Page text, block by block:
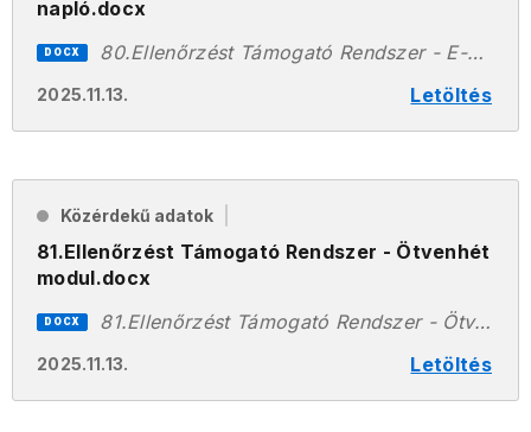
napló.docx
2025.11.13. Letöltés
DOCX 80.Ellenőrzést Támogató Rendszer - E-építési napló.docx
Közérdekű adatok
81.Ellenőrzést Támogató Rendszer - Ötvenhét
modul.docx
2025.11.13. Letöltés
DOCX 81.Ellenőrzést Támogató Rendszer - Ötvenhét modul.docx